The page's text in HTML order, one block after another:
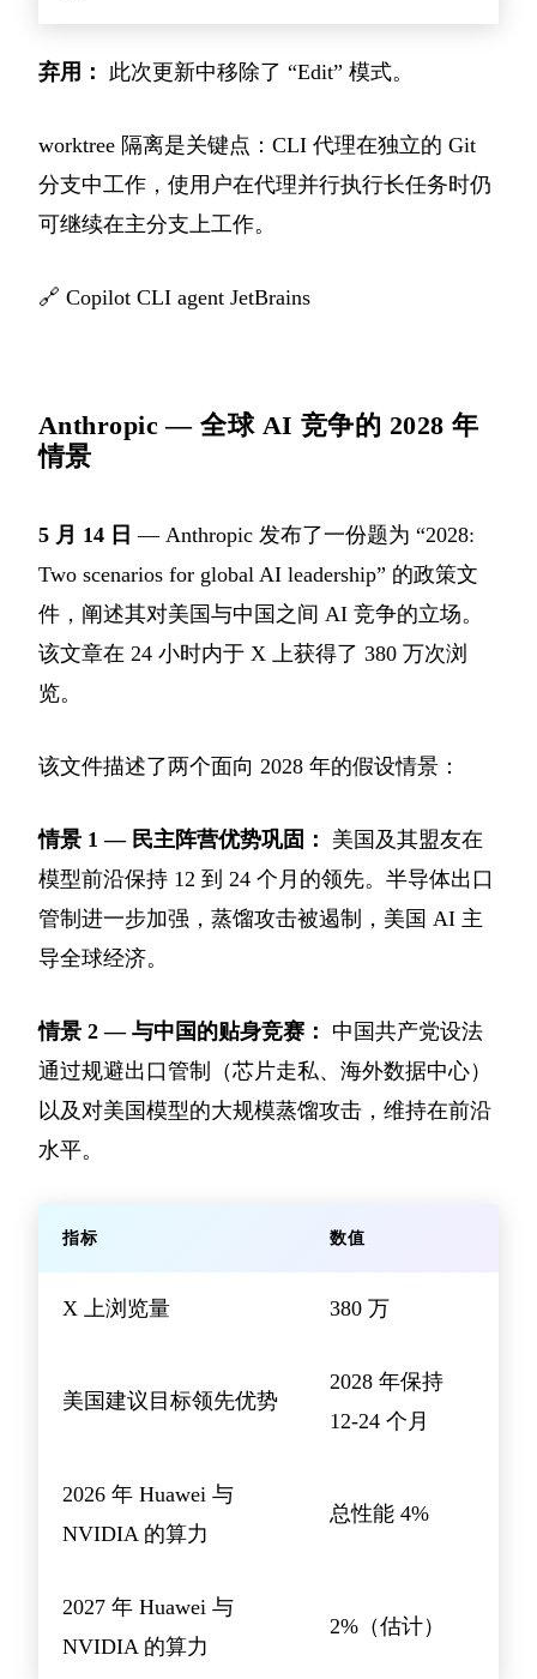
弃用： 此次更新中移除了 “Edit” 模式。
worktree 隔离是关键点：CLI 代理在独立的 Git
分支中工作，使用户在代理并行执行长任务时仍
可继续在主分支上工作。
🔗 Copilot CLI agent JetBrains
Anthropic — 全球 AI 竞争的 2028 年
情景
5 月 14 日 — Anthropic 发布了一份题为 “2028:
Two scenarios for global AI leadership” 的政策文
件，阐述其对美国与中国之间 AI 竞争的立场。
该文章在 24 小时内于 X 上获得了 380 万次浏
览。
该文件描述了两个面向 2028 年的假设情景：
情景 1 — 民主阵营优势巩固：
美国及其盟友在
模型前沿保持 12 到 24 个月的领先。半导体出口
管制进一步加强，蒸馏攻击被遏制，美国 AI 主
导全球经济。
情景 2 — 与中国的贴身竞赛：
中国共产党设法
通过规避出口管制（芯片走私、海外数据中心）
以及对美国模型的大规模蒸馏攻击，维持在前沿
水平。
指标 数值
X 上浏览量 380 万
美国建议目标领先优势
2028 年保持
12-24 个月
2026 年 Huawei 与
NVIDIA 的算力
总性能 4%
2027 年 Huawei 与
NVIDIA 的算力
2%（估计）